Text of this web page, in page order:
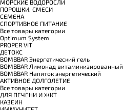
МОРСКИЕ ВОДОРОСЛИ
ПОРОШКИ, СМЕСИ
СЕМЕНА
СПОРТИВНОЕ ПИТАНИЕ
Все товары категории
Optimum System
PROPER VIT
ДЕТОКС
BOMBBAR Энергетический гель
BOMBBAR Лимонад витаминизированный
BOMBBAR Напиток энергетический
АКТИВНОЕ ДОЛГОЛЕТИЕ
Все товары категории
ДЛЯ ПЕЧЕНИ И ЖКТ
КАЗЕИН